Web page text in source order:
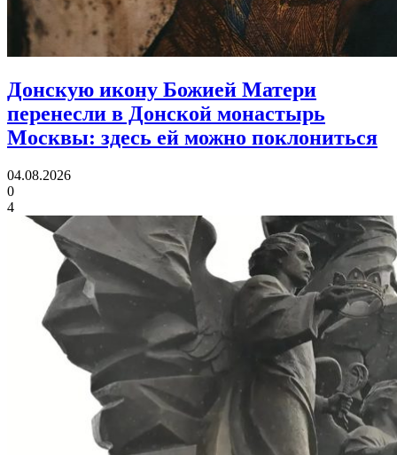
Донскую икону Божией Матери
перенесли в Донской монастырь
Москвы: здесь ей можно поклониться
04.08.2026
0
4